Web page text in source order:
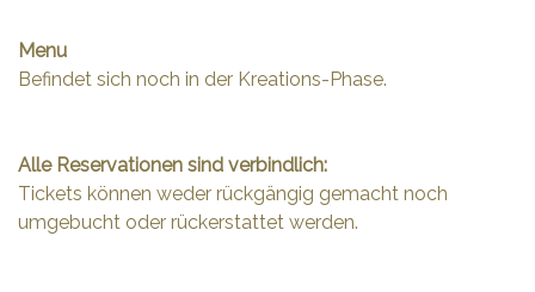
Menu
Befindet sich noch in der Kreations-Phase.
Alle Reservationen sind verbindlich:
Tickets können weder rückgängig gemacht noch
umgebucht oder rückerstattet werden.